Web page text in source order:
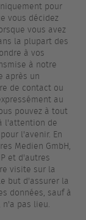
pour
vous décidez
vous avez
la plupart des
à vos
à notre
après un
de contact ou
au
pouvez à tout
l'attention de
l'avenir. En
Medien GmbH,
et d'autres
visite sur la
but d'assurer la
données, sauf à
pas lieu.